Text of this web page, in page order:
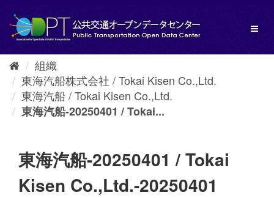
し
組織
東海汽船株式会社 / Tokai Kisen Co.,Ltd.
東海汽船 / Tokai Kisen Co.,Ltd.
東海汽船-20250401 / Tokai...
東海汽船-20250401 / Tokai
Kisen Co.,Ltd.-20250401